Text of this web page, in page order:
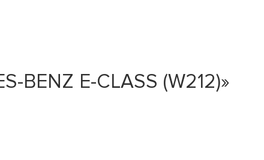
BENZ E-CLASS (W212)»